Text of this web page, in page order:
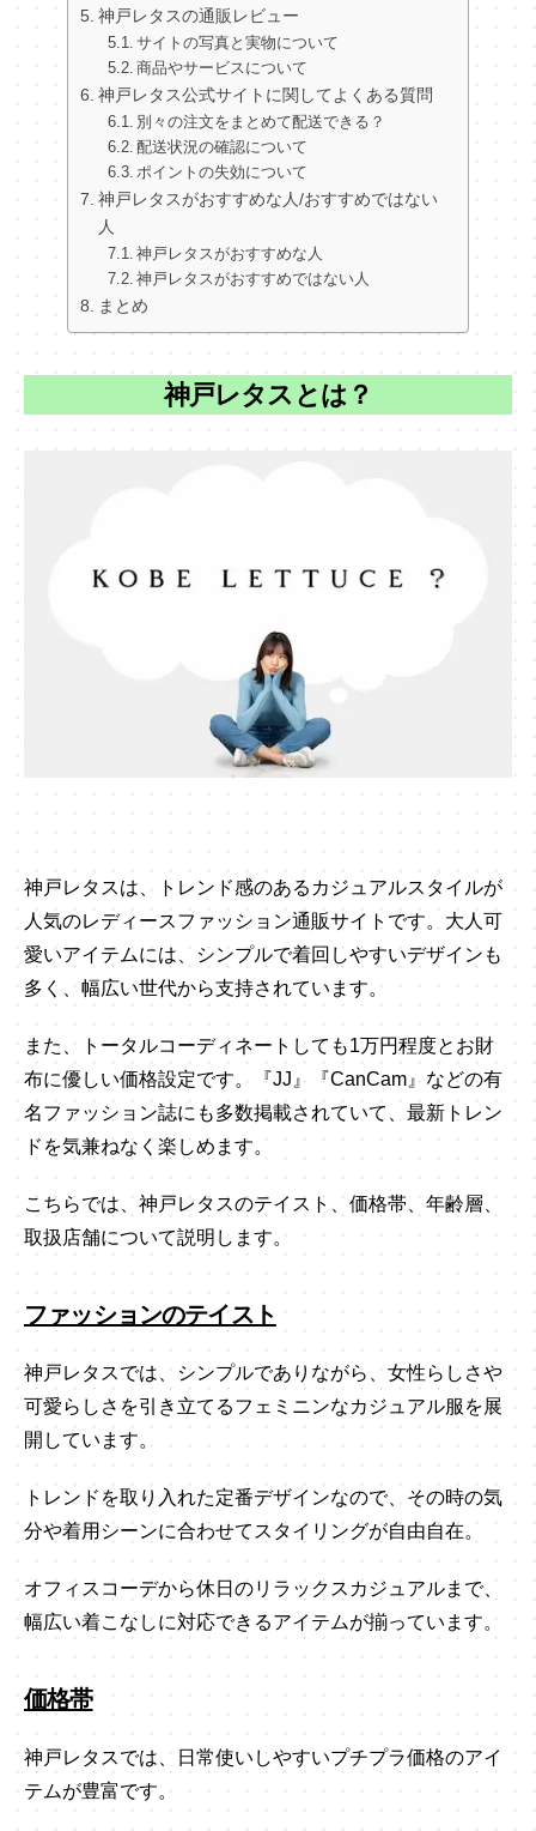
神戸レタスの通販レビュー
サイトの写真と実物について
商品やサービスについて
神戸レタス公式サイトに関してよくある質問
別々の注文をまとめて配送できる？
配送状況の確認について
ポイントの失効について
神戸レタスがおすすめな人/おすすめではない
人
神戸レタスがおすすめな人
神戸レタスがおすすめではない人
まとめ
神戸レタスとは？
神戸レタスは、トレンド感のあるカジュアルスタイルが
人気のレディースファッション通販サイトです。大人可
愛いアイテムには、シンプルで着回しやすいデザインも
多く、幅広い世代から支持されています。
また、トータルコーディネートしても1万円程度とお財
布に優しい価格設定です。『JJ』『CanCam』などの有
名ファッション誌にも多数掲載されていて、最新トレン
ドを気兼ねなく楽しめます。
こちらでは、神戸レタスのテイスト、価格帯、年齢層、
取扱店舗について説明します。
ファッションのテイスト
神戸レタスでは、シンプルでありながら、女性らしさや
可愛らしさを引き立てるフェミニンなカジュアル服を展
開しています。
トレンドを取り入れた定番デザインなので、その時の気
分や着用シーンに合わせてスタイリングが自由自在。
オフィスコーデから休日のリラックスカジュアルまで、
幅広い着こなしに対応できるアイテムが揃っています。
価格帯
神戸レタスでは、日常使いしやすいプチプラ価格のアイ
テムが豊富です。